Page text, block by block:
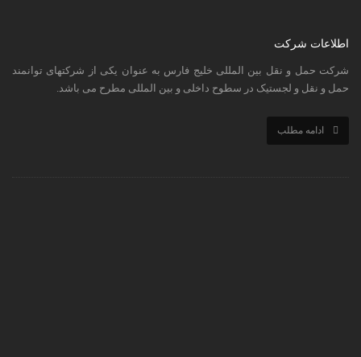
اطلاعات شرکت
شرکت حمل و نقل بین المللی خلیج فارس به عنوان یکی از شرکتهای توانمند
حمل و نقل و لجستیک در سطوح داخلی و بین المللی مطرح می باشد.
ادامه مطلب